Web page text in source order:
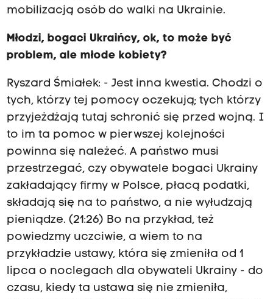
mobilizacją osób do walki na Ukrainie.
Młodzi, bogaci Ukraińcy, ok, to może być
problem, ale młode kobiety?
Ryszard Śmiałek: - Jest inna kwestia. Chodzi o
tych, którzy tej pomocy oczekują; tych którzy
przyjeżdżają tutaj schronić się przed wojną. I
to im ta pomoc w pierwszej kolejności
powinna się należeć. A państwo musi
przestrzegać, czy obywatele bogaci Ukrainy
zakładający firmy w Polsce, płacą podatki,
składają się na to państwo, a nie wyłudzają
pieniądze. (21:26) Bo na przykład, też
powiedzmy uczciwie, a wiem to na
przykładzie ustawy, która się zmieniła od 1
lipca o noclegach dla obywateli Ukrainy - do
czasu, kiedy ta ustawa się nie zmieniła,